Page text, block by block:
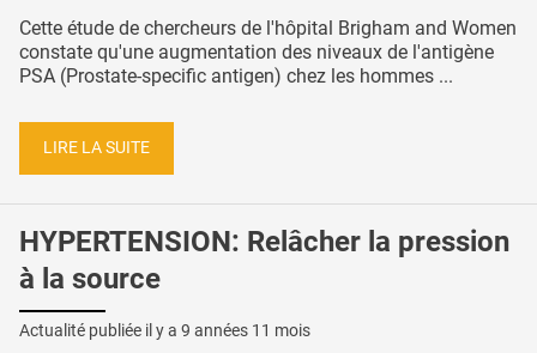
Cette étude de chercheurs de l'hôpital Brigham and Women
constate qu'une augmentation des niveaux de l'antigène
PSA (Prostate-specific antigen) chez les hommes ...
LIRE LA SUITE
HYPERTENSION: Relâcher la pression
à la source
Actualité publiée il y a 9 années 11 mois